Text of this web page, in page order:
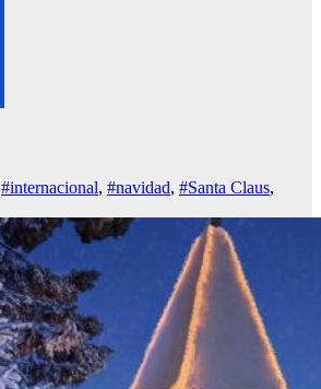
#internacional, #navidad, #Santa Claus,